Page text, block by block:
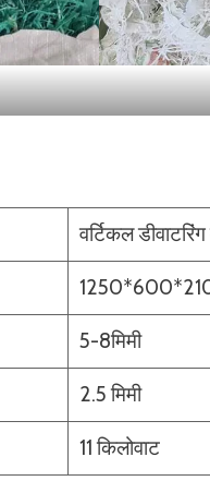
वर्टिकल
5-8मिमी
2.5 मिमी
11 किलोवाट